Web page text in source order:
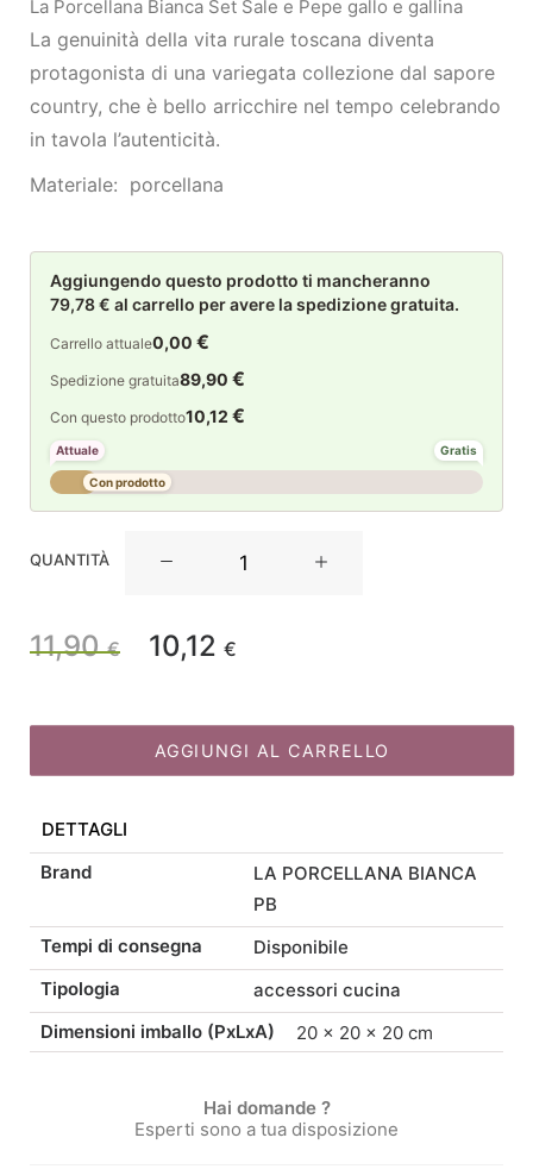
La Porcellana Bianca Set Sale e Pepe gallo e gallina
La genuinità della vita rurale toscana diventa
protagonista di una variegata collezione dal sapore
country, che è bello arricchire nel tempo celebrando
in tavola l’autenticità.
Materiale: porcellana
Aggiungendo questo prodotto ti mancheranno
79,78 € al carrello per avere la spedizione gratuita.
Carrello attuale0,00 €
Spedizione gratuita89,90 €
Con questo prodotto10,12 €
Attuale Gratis
Con prodotto
QUANTITÀ
Sale
gallo
e
11,90€
originale
era:
10,12 €
attuale
10,12 €.
AGGIUNGI AL CARRELLO
DETTAGLI
Brand
LA PORCELLANA BIANCA
PB
Tempi di consegna
Disponibile
Tipologia
accessori cucina
Dimensioni imballo (PxLxA)
20 × 20 × 20 cm
Hai domande ?
Esperti sono a tua disposizione